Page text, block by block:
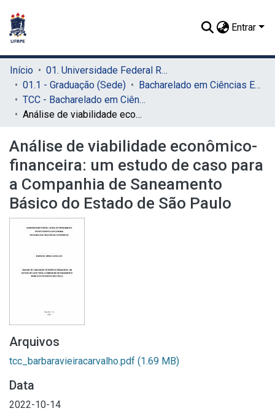
Entrar
Início
01. Universidade Federal Rural de Pernambuco - UFRPE (Sede)
01.1 - Graduação (Sede)
Bacharelado em Ciências Econômicas (Sede)
TCC - Bacharelado em Ciências Econômicas (Sede)
Análise de viabilidade econômico-financeira: um estudo de caso para a Companhia de Saneamento Básico do Estado de São Paulo
Análise de viabilidade econômico-
financeira: um estudo de caso para
a Companhia de Saneamento
Básico do Estado de São Paulo
Arquivos
tcc_barbaravieiracarvalho.pdf (1.69 MB)
Data
2022-10-14